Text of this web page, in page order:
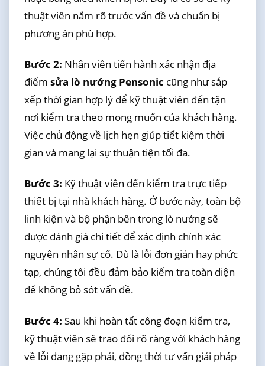
thuật viên nắm rõ trước vấn đề và chuẩn bị
phương án phù hợp.
Bước 2: Nhân viên tiến hành xác nhận địa
điểm sửa lò nướng Pensonic cũng như sắp
xếp thời gian hợp lý để kỹ thuật viên đến tận
nơi kiểm tra theo mong muốn của khách hàng.
Việc chủ động về lịch hẹn giúp tiết kiệm thời
gian và mang lại sự thuận tiện tối đa.
Bước 3: Kỹ thuật viên đến kiểm tra trực tiếp
thiết bị tại nhà khách hàng. Ở bước này, toàn bộ
linh kiện và bộ phận bên trong lò nướng sẽ
được đánh giá chi tiết để xác định chính xác
nguyên nhân sự cố. Dù là lỗi đơn giản hay phức
tạp, chúng tôi đều đảm bảo kiểm tra toàn diện
để không bỏ sót vấn đề.
Bước 4: Sau khi hoàn tất công đoạn kiểm tra,
kỹ thuật viên sẽ trao đổi rõ ràng với khách hàng
về lỗi đang gặp phải, đồng thời tư vấn giải pháp